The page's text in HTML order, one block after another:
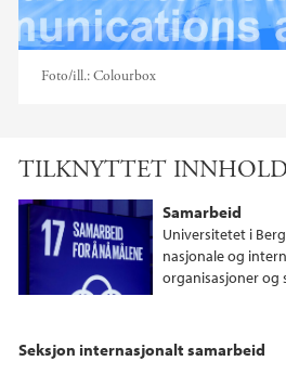
Foto/ill.:Colourbox
TILKNYTTET
Samarbeid
Universitetet i
nasjonale og
organisasjoner og
Seksjon internasjonalt samarbeid